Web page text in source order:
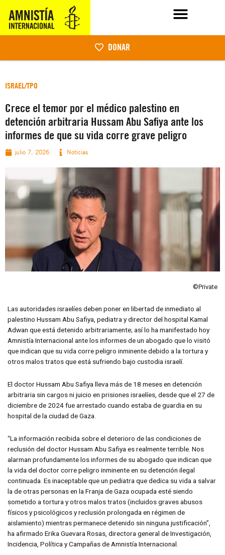
DONAR
ISRAEL/TPO
Crece el temor por el médico palestino en
detención arbitraria Hussam Abu Safiya ante los
informes de que su vida corre grave peligro
julio 7, 2026 Noticias
©Private
Las autoridades israelíes deben poner en libertad de inmediato al
palestino Hussam Abu Safiya, pediatra y director del hospital Kamal
Adwan que está detenido arbitrariamente; así lo ha manifestado hoy
Amnistía Internacional ante los informes de un abogado que lo visitó
que indican que su vida corre peligro inminente debido a la tortura y
otros malos tratos que está sufriendo bajo custodia israelí.
El doctor Hussam Abu Safiya lleva más de 18 meses en detención
arbitraria sin cargos ni juicio en prisiones israelíes, desde que el 27 de
diciembre de 2024 fue arrestado cuando estaba de guardia en su
hospital de la ciudad de Gaza.
“La información recibida sobre el deterioro de las condiciones de
reclusión del doctor Hussam Abu Safiya es realmente terrible. Nos
alarman profundamente los informes de su abogado que indican que
la vida del doctor corre peligro inminente en su detención ilegal
continuada. Es inaceptable que un pediatra que dedica su vida a salvar
la de otras personas en la Franja de Gaza ocupada esté siendo
sometido a tortura y otros malos tratos (incluidos graves abusos
físicos y psicológicos y reclusión prolongada en régimen de
aislamiento) mientras permanece detenido sin ninguna justificación”,
ha afirmado Erika Guevara Rosas, directora general de Investigación,
Incidencia, Política y Campañas de Amnistía Internacional.